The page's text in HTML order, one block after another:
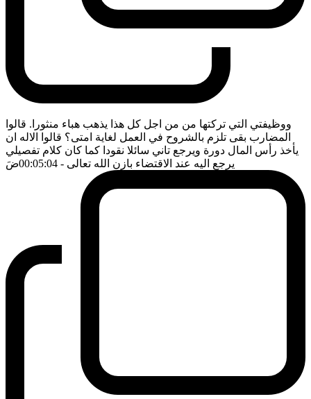
ووظيفتي التي تركتها من من اجل كل هذا يذهب هباء منثورا. قالوا
المضارب بقى تلزم بالشروح في العمل لغاية امتى؟ قالوا الاله ان
يأخذ رأس المال دورة ويرجع تاني سائلا نقودا كما كان كلام تفصيلي
يرجع اليه عند الاقتضاء بازن الله تعالى - 00:05:04 ضَ